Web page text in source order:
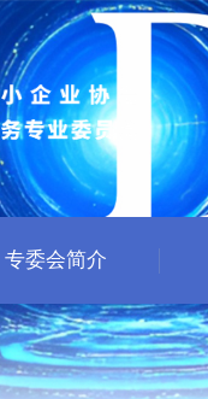
专委会简介